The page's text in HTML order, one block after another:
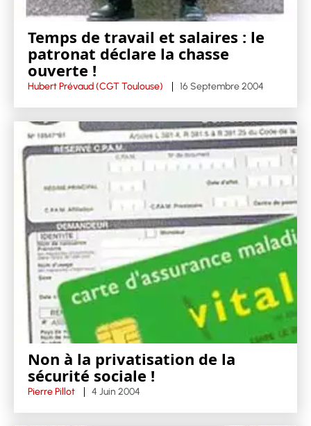
Temps de travail et salaires : le
patronat déclare la chasse
ouverte !
Hubert Prévaud (CGT Toulouse) 16 Septembre 2004
Non à la privatisation de la
sécurité sociale !
Pierre Pillot 4 Juin 2004